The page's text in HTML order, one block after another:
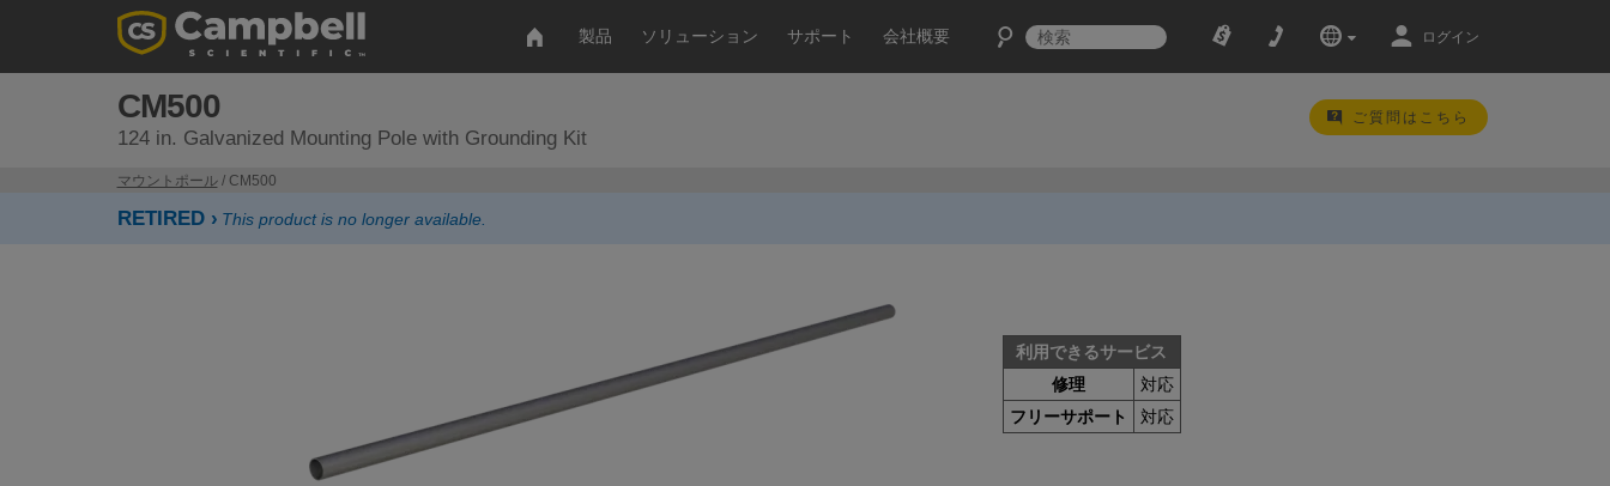
製品 ソリューション サポート 会社概要 ログイン
CM500
124 in. Galvanized Mounting Pole with Grounding Kit
ご質問はこちら
マウントポール/ CM500
RETIRED › This product is no longer available.
利用できるサービス
修理
対応
フリーサポート
対応